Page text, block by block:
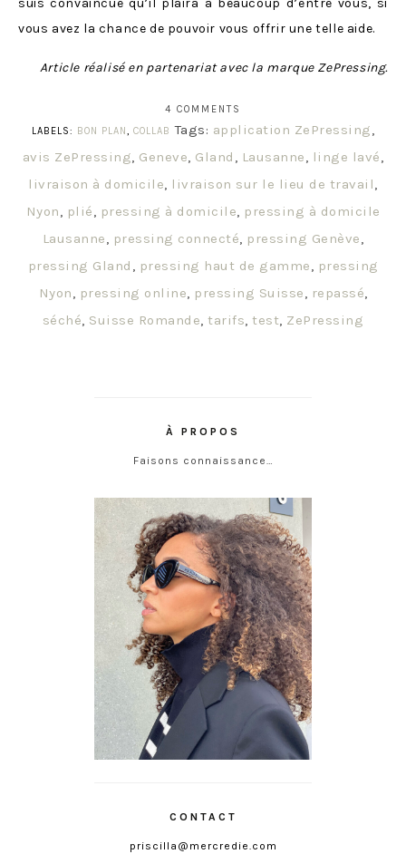
suis convaincue qu’il plaira à beaucoup d’entre vous, si
vous avez la chance de pouvoir vous offrir une telle aide.
Article réalisé en partenariat avec la marque ZePressing.
4 COMMENTS
LABELS: BON PLAN, COLLAB Tags: application ZePressing,
avis ZePressing, Geneve, Gland , Lausanne, linge lavé,
livraison à domicile, livraison sur le lieu de travail,
Nyon, plié, pressing à domicile, pressing à domicile
Lausanne, pressing connecté, pressing Genève,
pressing Gland , pressing haut de gamme, pressing
Nyon, pressing online, pressing Suisse, repassé,
séché, Suisse Romande,tarifs,test, ZePressing
À PROPOS
Faisons connaissance…
CONTACT
priscilla@mercredie.com